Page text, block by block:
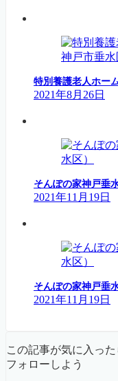
特別養護老人ホー
2021年8月26日
そんぽの家神戸垂
2021年11月19日
そんぽの家神戸垂
2021年11月19日
この記事が気に入った
フォローしよう